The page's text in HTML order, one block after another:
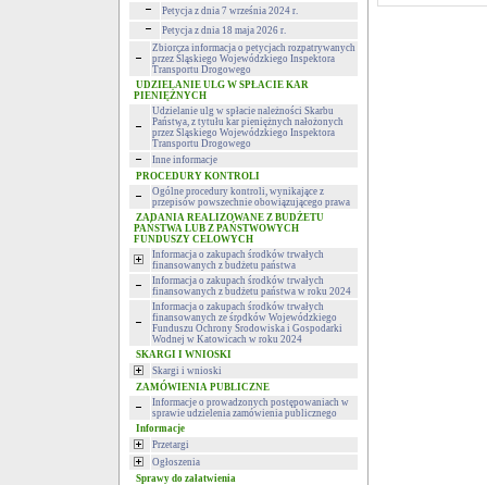
Petycja z dnia 7 września 2024 r.
Petycja z dnia 18 maja 2026 r.
Zbiorcza informacja o petycjach rozpatrywanych
przez Śląskiego Wojewódzkiego Inspektora
Transportu Drogowego
UDZIELANIE ULG W SPŁACIE KAR
PIENIĘŻNYCH
Udzielanie ulg w spłacie należności Skarbu
Państwa, z tytułu kar pieniężnych nałożonych
przez Śląskiego Wojewódzkiego Inspektora
Transportu Drogowego
Inne informacje
PROCEDURY KONTROLI
Ogólne procedury kontroli, wynikające z
przepisów powszechnie obowiązującego prawa
ZADANIA REALIZOWANE Z BUDŻETU
PAŃSTWA LUB Z PAŃSTWOWYCH
FUNDUSZY CELOWYCH
Informacja o zakupach środków trwałych
finansowanych z budżetu państwa
Informacja o zakupach środków trwałych
finansowanych z budżetu państwa w roku 2024
Informacja o zakupach środków trwałych
finansowanych ze środków Wojewódzkiego
Funduszu Ochrony Środowiska i Gospodarki
Wodnej w Katowicach w roku 2024
SKARGI I WNIOSKI
Skargi i wnioski
ZAMÓWIENIA PUBLICZNE
Informacje o prowadzonych postępowaniach w
sprawie udzielenia zamówienia publicznego
Informacje
Przetargi
Ogłoszenia
Sprawy do załatwienia